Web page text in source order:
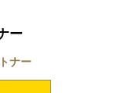
ー
ナー